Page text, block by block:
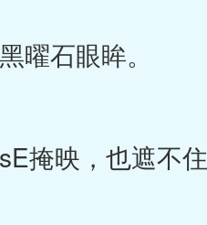
石眼眸。
掩映，也遮不住